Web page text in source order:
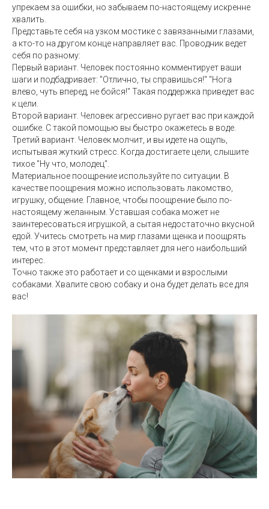
упрекаем за ошибки, но забываем по-настоящему искренне
хвалить.
Представьте себя на узком мостике с завязанными глазами,
а кто-то на другом конце направляет вас. Проводник ведет
себя по разному:
Первый вариант. Человек постоянно комментирует ваши
шаги и подбадривает: "Отлично, ты справишься!" "Нога
влево, чуть вперед, не бойся!" Такая поддержка приведет вас
к цели.
Второй вариант. Человек агрессивно ругает вас при каждой
ошибке. С такой помощью вы быстро окажетесь в воде.
Третий вариант. Человек молчит, и вы идете на ощупь,
испытывая жуткий стресс. Когда достигаете цели, слышите
тихое "Ну что, молодец".
Материальное поощрение используйте по ситуации. В
качестве поощрения можно использовать лакомство,
игрушку, общение. Главное, чтобы поощрение было по-
настоящему желанным. Уставшая собака может не
заинтересоваться игрушкой, а сытая недостаточно вкусной
едой. Учитесь смотреть на мир глазами щенка и поощрять
тем, что в этот момент представляет для него наибольший
интерес.
Точно также это работает и со щенками и взрослыми
собаками. Хвалите свою собаку и она будет делать все для
вас!